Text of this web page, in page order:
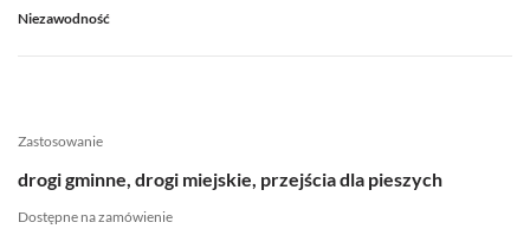
Niezawodność
Zastosowanie
drogi gminne, drogi miejskie, przejścia dla pieszych
Dostępne na zamówienie